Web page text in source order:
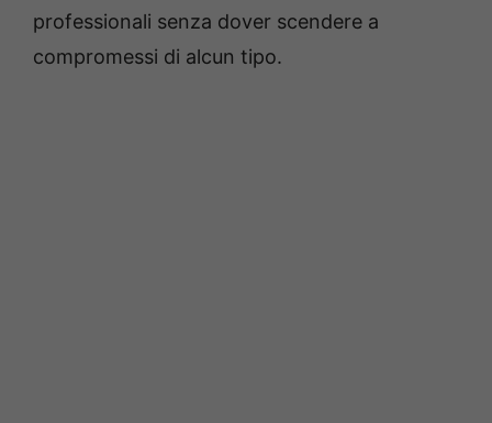
professionali senza dover scendere a
compromessi di alcun tipo.